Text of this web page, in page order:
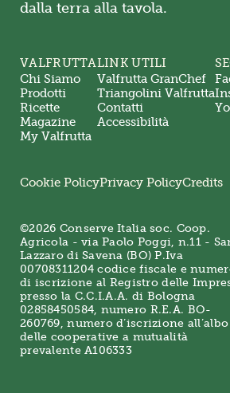
dalla terra alla tavola.
VALFRUTTA
Chi Siamo
Prodotti
Ricette
Magazine
My Valfrutta
LINK UTILI
Valfrutta GranChef
Triangolini Valfrutta
Contatti
Accessibilità
©2026 Conserve Italia soc. Coop.
Agricola - via Paolo Poggi, n.11 -
Lazzaro di Savena (BO) P.Iva
00708311204 codice fiscale e
di iscrizione al Registro delle
presso la C.C.I.A.A. di Bologna
02858450584, numero R.E.A. BO-
260769, numero d’iscrizione all’albo
delle cooperative a mutualità
prevalente A106333
Cookie PolicyPrivacy PolicyCredits